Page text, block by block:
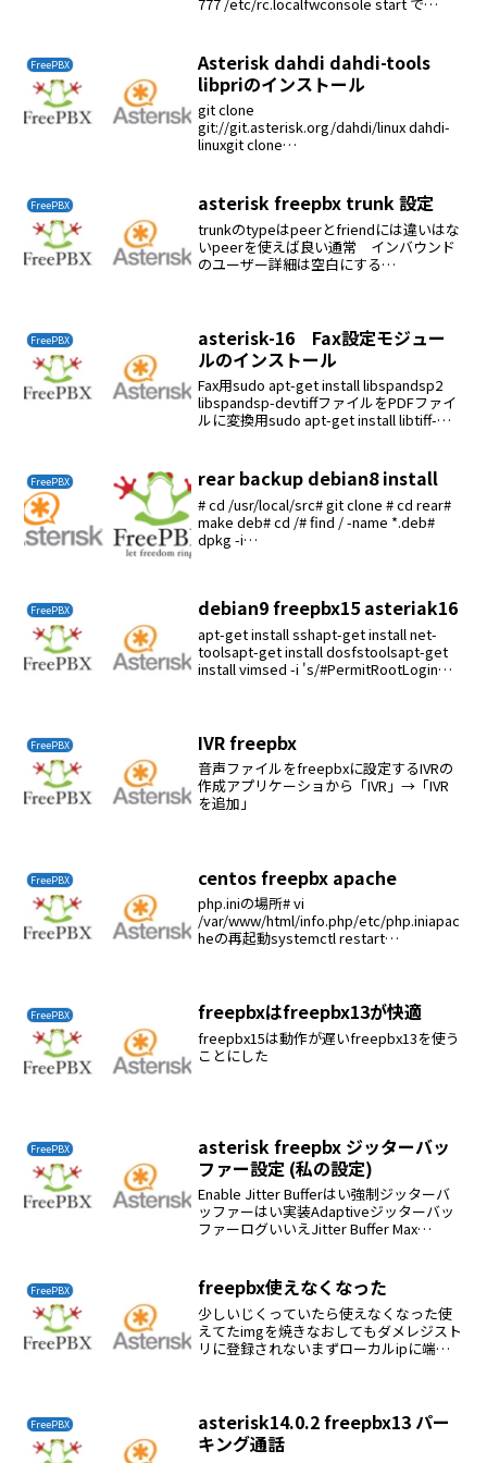
FreePBX
Asterisk dahdi dahdi-tools
libpriのインストール
git clone
git://git.asterisk.org/dahdi/linux dahdi-
linuxgit clone
FreePBX asterisk freepbx trunk 設定
trunkのtypeはpeerとfriendには違いはな
いpeerを使えば良い通常 インバウンド
のユーザー詳細は空白にする
FreePBX
asterisk-16 Fax設定モジュー
ルのインストール
Fax用sudo apt-get install libspandsp2
libspandsp-devtiffファイルをPDFファイ
ルに変換用sudo apt-get install libtiff-
FreePBX rear backup debian8 install
# cd /usr/local/src# git clone # cd rear#
make deb# cd /# find / -name *.deb#
dpkg -i
FreePBX debian9 freepbx15 asteriak16
apt-get install sshapt-get install net-
toolsapt-get install dosfstoolsapt-get
install vimsed -i 's/#PermitRootLogin
FreePBX IVR freepbx
音声ファイルをfreepbxに設定するIVRの
作成アプリケーショから「IVR」→「IVR
を追加」
FreePBX centos freepbx apache
php.iniの場所# vi
/var/www/html/info.php/etc/php.iniapac
heの再起動systemctl restart
FreePBX freepbxはfreepbx13が快適
freepbx15は動作が遅いfreepbx13を使う
ことにした
FreePBX
asterisk freepbx ジッターバッ
ファー設定 (私の設定)
Enable Jitter Bufferはい強制ジッターバ
ッファーはい実装Adaptiveジッターバッ
ファーログいいえJitter Buffer Max
FreePBX freepbx使えなくなった
少しいじくっていたら使えなくなった使
えてたimgを焼きなおしてもダメレジスト
リに登録されないまずローカルipに端末
ping した...
FreePBX
asterisk14.0.2 freepbx13 パー
キング通話